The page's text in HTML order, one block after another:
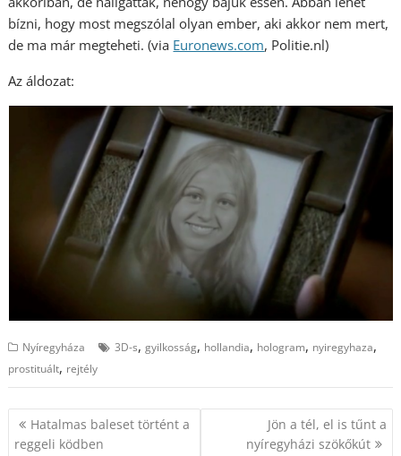
bízni, hogy most megszólal olyan ember, aki akkor nem mert,
de ma már megteheti. (via Euronews.com, Politie.nl)
Az áldozat:
Nyíregyháza 3D-s,gyilkosság, hollandia, hologram, nyiregyhaza,
prostituált, rejtély
Bejegyzés
navigáció
Hatalmas baleset történt a
reggeli ködben
Jön a tél, el is tűnt a
nyíregyházi szökőkút